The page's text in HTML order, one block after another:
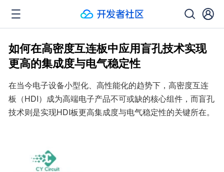
如何在高密度互连板中应用盲孔技术实现
更高的集成度与电气稳定性
在当今电子设备小型化、高性能化的趋势下，高密度互连
板（HDI）成为高端电子产品不可或缺的核心组件，而盲孔
技术则是实现HDI板更高集成度与电气稳定性的关键所在。